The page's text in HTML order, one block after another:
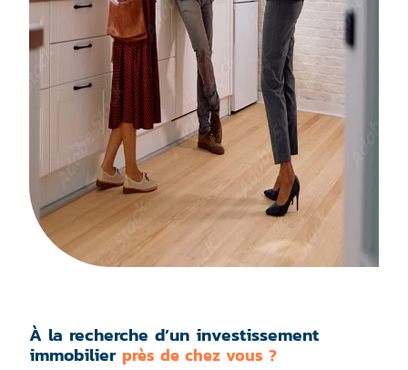
À la recherche d’un investissement
immobilier près de chez vous ?